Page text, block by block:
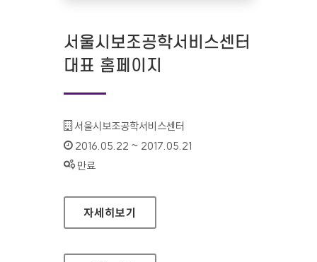
서울시보조공학서비스센터
대표 홈페이지
기관명 :
서울시보조공학서비스센터
인증기간 :
2016.05.22 ~ 2017.05.21
상태 :
만료
서울시보조공학서비스센터 대표 홈페이지
자세히보기